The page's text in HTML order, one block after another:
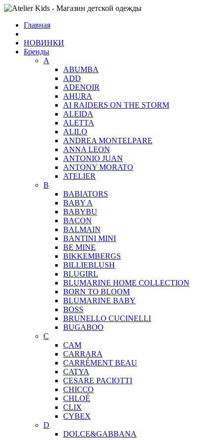
Главная
НОВИНКИ
Бренды
A
ABUMBA
ADD
ADENOIR
AHURA
AI RAIDERS ON THE STORM
ALEIDA
ALETTA
ALILO
ANDREA MONTELPARE
ANNA LEON
ANTONIO JUAN
ANTONY MORATO
ATELIER
B
BABIATORS
BABY A
BABYBU
BACON
BALMAIN
BANTINI MINI
BE MINE
BIKKEMBERGS
BILLIEBLUSH
BLUGIRL
BLUMARINE HOME COLLECTION
BORN TO BLOOM
BLUMARINE BABY
BOSS
BRUNELLO CUCINELLI
BUGABOO
C
CAM
CARRARA
CARRÉMENT BEAU
CATYA
CESARE PACIOTTI
CHICCO
CHLOÉ
CLIX
CYBEX
D
DOLCE&GABBANA